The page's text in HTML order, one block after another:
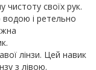
чистоту своїх рук.
і ретельно
лінзи. Цей навик
з лівою.